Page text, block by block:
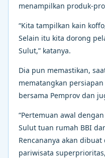
menampilkan produk-
“Kita tampilkan kain
Selain itu kita dorong
Sulut,” katanya.
Dia pun memastikan,
mematangkan
bersama Pemprov dan
“Pertemuan awal
Sulut tuan rumah BBI
Rencananya akan
pariwisata